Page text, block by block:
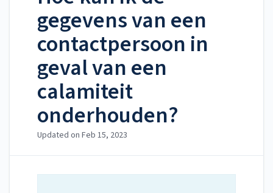
gegevens van een
contactpersoon in
geval van een
calamiteit
onderhouden?
Updated on Feb 15, 2023